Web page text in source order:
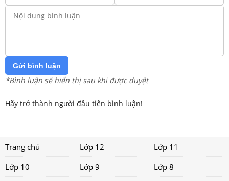
Gửi bình luận
*Bình luận sẽ hiển thị sau khi được duyệt
Hãy trở thành người đầu tiên bình luận!
Trang chủ Lớp 12
Lớp 11
Lớp 10
Lớp 9
Lớp 8